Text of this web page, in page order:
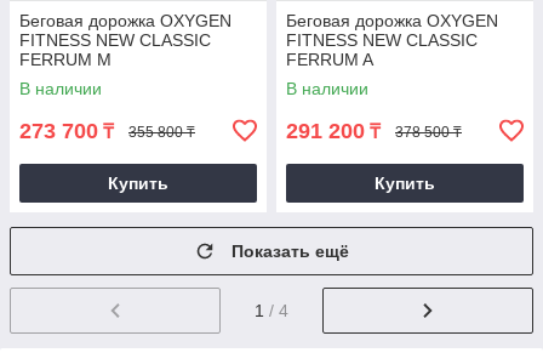
Беговая дорожка OXYGEN
FITNESS NEW CLASSIC
FERRUM M
В наличии
273 700 ₸ 355 800 ₸
Купить
Беговая дорожка OXYGEN
FITNESS NEW CLASSIC
FERRUM A
В наличии
291 200 ₸ 378 500 ₸
Купить
Показать ещё
1 / 4